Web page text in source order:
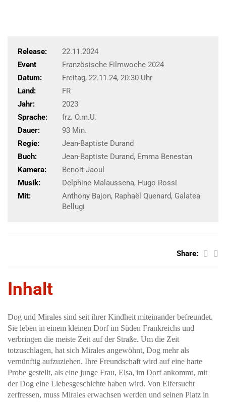
Release:
22.11.2024
Event
Französische Filmwoche 2024
Datum:
Freitag, 22.11.24, 20:30 Uhr
Land:
FR
Jahr:
2023
Sprache:
frz. O.m.U.
Dauer:
93 Min.
Regie:
Jean-Baptiste Durand
Buch:
Jean-Baptiste Durand, Emma Benestan
Kamera:
Benoit Jaoul
Musik:
Delphine Malaussena, Hugo Rossi
Mit:
Anthony Bajon, Raphaël Quenard, Galatea
Bellugi
Share:
Inhalt
Dog und Mirales sind seit ihrer Kindheit miteinander befreundet.
Sie leben in einem kleinen Dorf im Süden Frankreichs und
verbringen die meiste Zeit auf der Straße. Um die Zeit
totzuschlagen, hat sich Mirales angewöhnt, Dog mehr als
vernünftig aufzuziehen. Ihre Freundschaft wird auf eine harte
Probe gestellt, als eine junge Frau, Elsa, im Dorf ankommt, mit
der Dog eine Liebesgeschichte haben wird. Von Eifersucht
zerfressen, muss Mirales erwachsen werden und seinen Platz in